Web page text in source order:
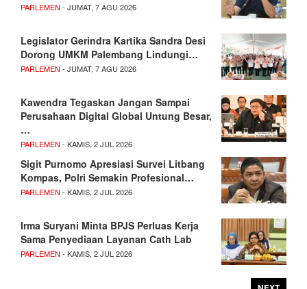
PARLEMEN - JUMAT, 7 AGU 2026
Legislator Gerindra Kartika Sandra Desi
Dorong UMKM Palembang Lindungi…
PARLEMEN - JUMAT, 7 AGU 2026
Kawendra Tegaskan Jangan Sampai
Perusahaan Digital Global Untung Besar,
…
PARLEMEN - KAMIS, 2 JUL 2026
Sigit Purnomo Apresiasi Survei Litbang
Kompas, Polri Semakin Profesional…
PARLEMEN - KAMIS, 2 JUL 2026
Irma Suryani Minta BPJS Perluas Kerja
Sama Penyediaan Layanan Cath Lab
PARLEMEN - KAMIS, 2 JUL 2026